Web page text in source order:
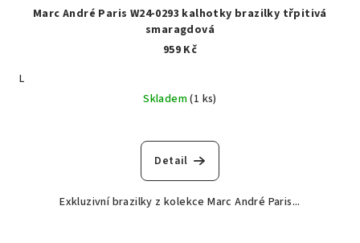
Marc André Paris W24-0293 kalhotky brazilky třpitivá
smaragdová
959 Kč
L
Skladem(1 ks)
Detail
Exkluzivní brazilky z kolekce Marc André Paris...